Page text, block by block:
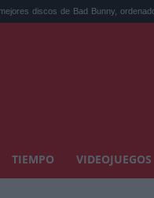
Bad Bunny, ordenados de me...
TIEMPO VIDEOJUEGOS